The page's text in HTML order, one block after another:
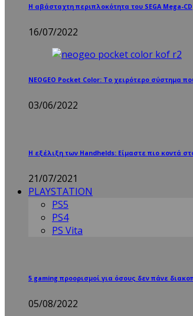
Η αβάσταχτη περιπλοκότητα του SEGA Mega-CD
16/07/2022
NEOGEO Pocket Color: Το χειρότερο σύστημα
03/06/2022
Η εξέλιξη των Handhelds: Είμαστε πιο κοντά
21/07/2021
PLAYSTATION
PS5
PS4
PS Vita
5 gaming προορισμοί για όσους δεν πάνε
05/08/2022